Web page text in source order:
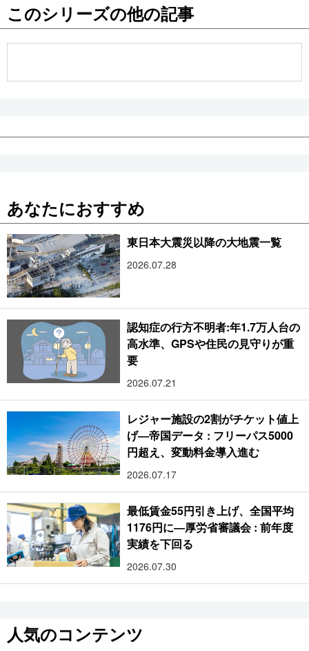
このシリーズの他の記事
あなたにおすすめ
東日本大震災以降の大地震一覧
2026.07.28
認知症の行方不明者:年1.7万人台の
高水準、GPSや住民の見守りが重
要
2026.07.21
レジャー施設の2割がチケット値上
げ―帝国データ : フリーパス5000
円超え、変動料金導入進む
2026.07.17
最低賃金55円引き上げ、全国平均
1176円に―厚労省審議会 : 前年度
実績を下回る
2026.07.30
人気のコンテンツ